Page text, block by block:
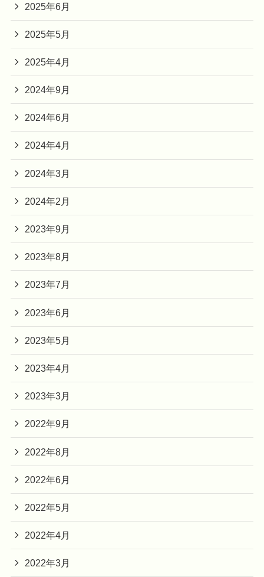
2025年6月
2025年5月
2025年4月
2024年9月
2024年6月
2024年4月
2024年3月
2024年2月
2023年9月
2023年8月
2023年7月
2023年6月
2023年5月
2023年4月
2023年3月
2022年9月
2022年8月
2022年6月
2022年5月
2022年4月
2022年3月